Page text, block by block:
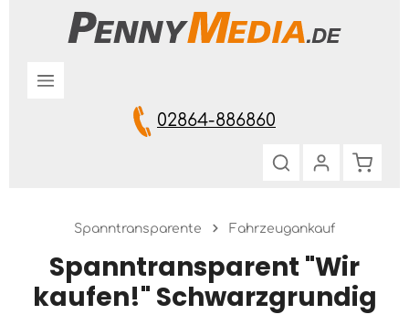
Zum Hauptinhalt springen
02864-886860
Spanntransparente Fahrzeugankauf
Spanntransparent "Wir
kaufen!" Schwarzgrundig